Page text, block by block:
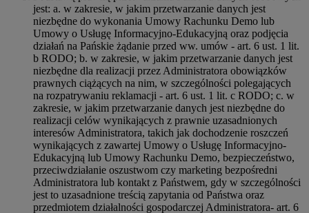
jest: a. w zakresie, w jakim przetwarzanie danych jest
niezbędne do wykonania Umowy Rachunku Demo lub
Umowy o Usługę Informacyjno-Edukacyjną oraz podjęcia
działań na Pańskie żądanie przed ww. umów - art. 6 ust. 1 lit.
b RODO; b. w zakresie, w jakim przetwarzanie danych jest
niezbędne dla realizacji przez Administratora obowiązków
prawnych ciążących na nim, w szczególności polegających
na rozpatrywaniu reklamacji - art. 6 ust. 1 lit. c RODO; c. w
zakresie, w jakim przetwarzanie danych jest niezbędne do
realizacji celów wynikających z prawnie uzasadnionych
interesów Administratora, takich jak dochodzenie roszczeń
wynikających z zawartej Umowy o Usługę Informacyjno-
Edukacyjną lub Umowy Rachunku Demo, bezpieczeństwo,
przeciwdziałanie oszustwom czy marketing bezpośredni
Administratora lub kontakt z Państwem, gdy w szczególności
jest to uzasadnione treścią zapytania od Państwa oraz
przedmiotem działalności gospodarczej Administratora- art. 6